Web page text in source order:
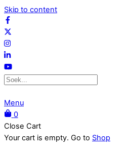
Skip to content
Menu
0
Close Cart
Your cart is empty. Go to Shop